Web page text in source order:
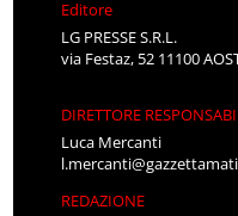
Editore
LG PRESSE S.R.L.
via Festaz, 52 11100
DIRETTORE
Luca Mercanti
REDAZIONE